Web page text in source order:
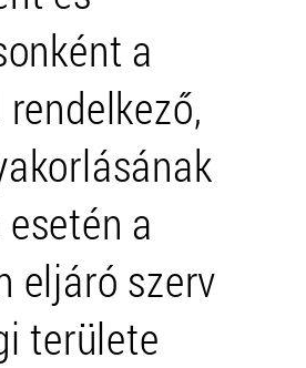
a
a
eljáró szerv
területe